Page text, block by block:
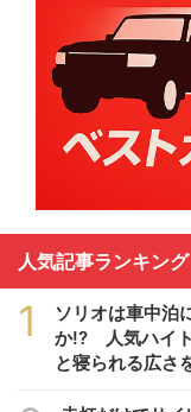
人気記事ランキング
1
ソリオは車中泊
か!? 人気ハイ
と寝られる広さ